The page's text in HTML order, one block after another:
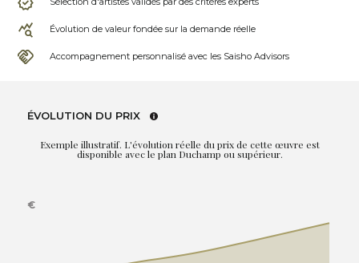
Évolution de valeur fondée sur la demande réelle
Accompagnement personnalisé avec les Saisho Advisors
ÉVOLUTION DU PRIX
Exemple illustratif. L'évolution réelle du prix de cette œuvre est
disponible avec le plan Duchamp ou supérieur.